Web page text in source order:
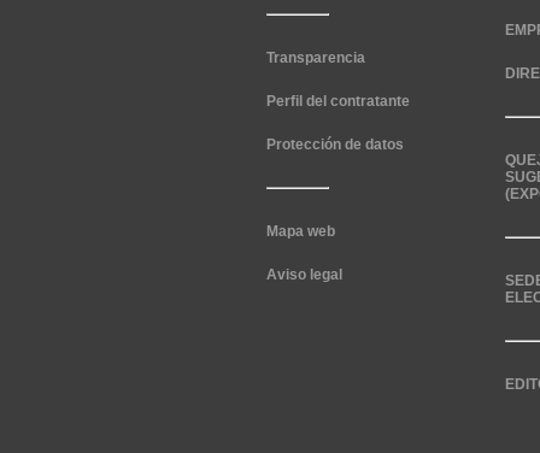
Transparencia
Perfil del contratante
Protección de datos
Mapa web
Aviso legal